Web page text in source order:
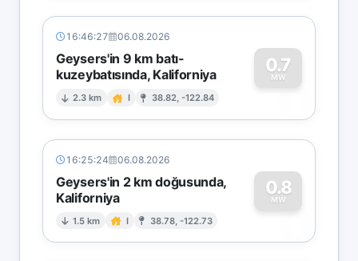
16:46:27 06.08.2026
Geysers'in 9 km batı-
kuzeybatısında, Kaliforniya
2.3 km I 38.82, -122.84
0.7
MW
0
16:25:24 06.08.2026
Geysers'in 2 km doğusunda,
Kaliforniya
1.5 km I 38.78, -122.73
0.8
MW
0